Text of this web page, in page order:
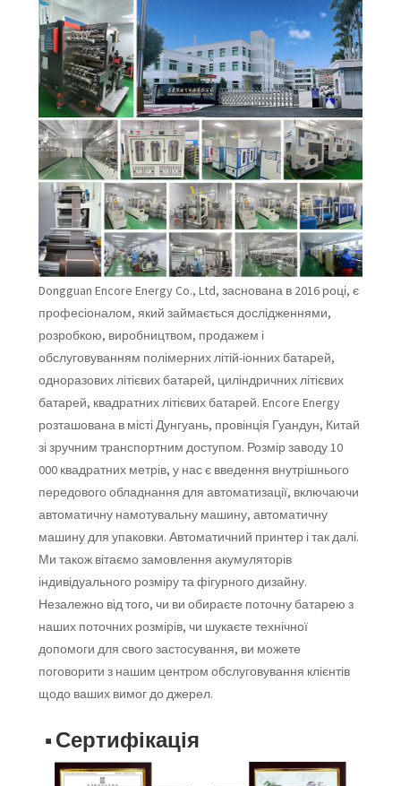
Dongguan Encore Energy Co., Ltd, заснована в 2016 році, є
професіоналом, який займається дослідженнями,
розробкою, виробництвом, продажем і
обслуговуванням полімерних літій-іонних батарей,
одноразових літієвих батарей, циліндричних літієвих
батарей, квадратних літієвих батарей. Encore Energy
розташована в місті Дунгуань, провінція Гуандун, Китай
зі зручним транспортним доступом. Розмір заводу 10
000 квадратних метрів, у нас є введення внутрішнього
передового обладнання для автоматизації, включаючи
автоматичну намотувальну машину, автоматичну
машину для упаковки. Автоматичний принтер і так далі.
Ми також вітаємо замовлення акумуляторів
індивідуального розміру та фігурного дизайну.
Незалежно від того, чи ви обираєте поточну батарею з
наших поточних розмірів, чи шукаєте технічної
допомоги для свого застосування, ви можете
поговорити з нашим центром обслуговування клієнтів
щодо ваших вимог до джерел.
■ Сертифікація